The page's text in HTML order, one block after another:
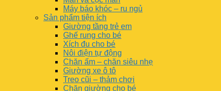
Máy báo khóc – ru ngủ
Sản phẩm tiện ích
Giường tầng trẻ em
Ghế rung cho bé
Xích đu cho bé
Nôi điện tự động
Chăn ấm – chăn siêu nhẹ
Giường xe ô tô
Treo cũi – thảm chơi
Chặn giường cho bé